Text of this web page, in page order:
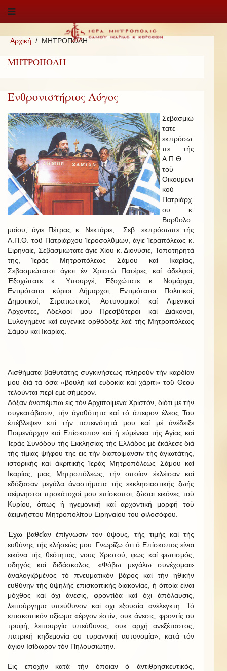
Αρχική ΜΗΤΡΟΠΟΛΗ
ΜΗΤΡΟΠΟΛΗ
Ενθρονιστήριος Λόγος
Σεβασμιώ
τατε
εκπρόσω
πε τής
Α.Π.Θ.
τοϋ
Οικουμενι
κού
Πατριάρχ
ου κ.
Βαρθολο
μαίου, άγιε Πέτρας κ. Νεκτάριε, Σεβ. εκπρόσωπε τής
Α.Π.Θ. τοϋ Πατριάρχου Ίεροσολΰμων, άγιε Ίεραπόλεως κ.
Ειρηναίε, Σεβασμιώτατε άγιε Χίου κ. Διονύσιε, Τοποτηρητά
της, Ίεράς Μητροπόλεως Σάμου καί Ικαρίας,
Σεβασμιώτατοι άγιοι έν Χριστώ Πατέρες καί άδελφοί,
Έξοχώτατε κ. Υπουργέ, Έξοχώτατε κ. Νομάρχα,
Εντιμότατοι κύριοι Δήμαρχοι, Εντιμότατοι Πολιτικοί,
Δημοτικοί, Στρατιωτικοί, Αστυνομικοί καί Λιμενικοί
Άρχοντες, Αδελφοί μου Πρεσβύτεροι καί Διάκονοι,
Ευλογημένε καί ευγενικέ ορθόδοξε λαέ τής Μητροπόλεως
Σάμου καί Ικαρίας.
Αισθήματα βαθυτάτης συγκινήσεως πληρούν τήν καρδίαν
μου διά τά όσα «βουλή καί ευδοκία καί χάριτι» τοϋ Θεού
τελούνται περί εμέ σήμερον.
Δόξαν άναπέμπω εις τόν Αρχιποίμενα Χριστόν, διότι με τήν
συγκατάβασιν, τήν άγαθότητα καί τό άπειρον έλεος Του
έπέβλεψεν επί τήν ταπεινότητά μου καί μέ άνέδειξε
Ποιμενάρχην καί Επίσκοπον καί ή εύμένεια τής Αγίας καί
Ίεράς Συνόδου τής Εκκλησίας τής Ελλάδος μέ έκάλεσε διά
τής τίμιας ψήφου της εις τήν διαποίμανσιν τής άγιωτάτης,
ιστορικής καί άκριτικής Ίεράς Μητροπόλεως Σάμου καί
Ικαρίας, μιας Μητροπόλεως, τήν οποίαν έκλέισαν καί
εδόξασαν μεγάλα άναστήματα τής εκκλησιαστικής ζωής
αείμνηστοι προκάτοχοί μου επίσκοποι, ζώσαι εικόνες τοϋ
Κυρίου, όπως ή ηγεμονική καί αρχοντική μορφή τοϋ
άειμνήστου Μητροπολίτου Ειρηναίου του φιλοσόφου.
Έχω βαθεΐαν έπίγνωσιν τον ύψους, τής τιμής καί τής
ευθύνης τής κλήσεώς μου. Γνωρίζω ότι ό Επίσκοπος είναι
εικόνα τής θεότητας, νους Χριστού, φως καί φωτισμός,
οδηγός καί διδάσκαλος. «Φόβω μεγάλω συνέχομαι»
άναλογιζόμένος τό πνευματικόν βάρος καί τήν ηθικήν
ευθύνην τής ύψηλής επισκοπικής διακονίας, ή όποία είναι
μόχθος καί όχι άνεσις, φροντίδα καί όχι άπόλαυσις,
λειτούργημα υπεύθυνον καί οχι εξουσία ανέλεγκτη. Τό
επισκοπικόν αξίωμα «έργον έστίν, ουκ άνεσις, φροντίς ου
τρυφή, λειτουργία υπεύθυνος, ουκ αρχή ανεξέταστος,
πατρική κηδεμονία ου τυραννική αυτονομία», κατά τόν
άγιον Ισίδωρον τόν Πηλουσιώτην.
Εις εποχήν κατά τήν όποιαν ό άντιθρησκευτικός,